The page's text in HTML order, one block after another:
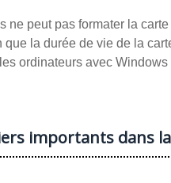
ne peut pas formater la
que la durée de vie de la
ordinateurs avec
importants dans